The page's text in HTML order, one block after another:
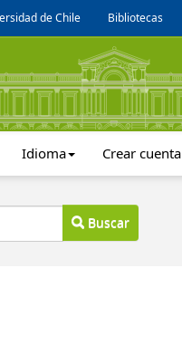
de Chile Bibliotecas
Idioma Crear cuenta
Buscar